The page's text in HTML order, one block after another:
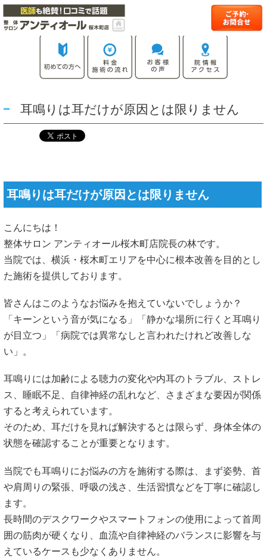
耳鳴りは耳だけが原因とは限りません
耳鳴りは耳だけが原因とは限りません
こんにちは！
整体サロン アンティオール桜木町店院長の林です。
当院では、横浜・桜木町エリアを中心に根本改善を目的とし
た施術を提供しております。
皆さんはこのようなお悩みを抱えていないでしょうか？
「キーンという音が気になる」「静かな場所に行くと耳鳴り
が目立つ」「病院では異常なしと言われたけれど改善しな
い」。
耳鳴りには加齢による聴力の変化や内耳のトラブル、ストレ
ス、睡眠不足、自律神経の乱れなど、さまざまな要因が関係
すると考えられています。
そのため、耳だけを見れば解決するとは限らず、身体全体の
状態を確認することが重要となります。
当院でも耳鳴りにお悩みの方を施術する際は、まず姿勢、首
や肩周りの緊張、呼吸の浅さ、生活習慣などを丁寧に確認し
ます。
長時間のデスクワークやスマートフォンの使用によって首周
囲の筋肉が硬くなり、血流や自律神経のバランスに影響を与
えているケースも少なくありません。